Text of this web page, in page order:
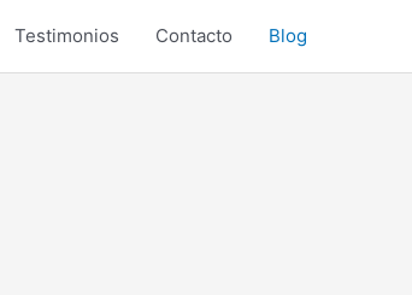
Testimonios Contacto Blog